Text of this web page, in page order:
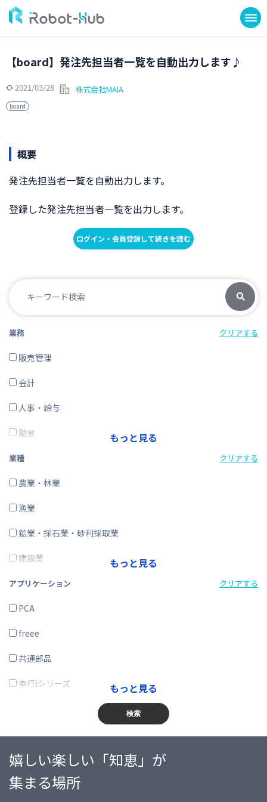
【board】発注先担当者一覧を自動出力します♪
2021/03/28 株式会社MAIA
board
概要
発注先担当者一覧を自動出力します。
登録した発注先担当者一覧を出力します。
ログイン・会員登録して続きを読む
業務 クリアする
販売管理
会計
人事・給与
勤怠
経費精算
CRM・SFA
ERP
在庫購買
その他
もっと見る
業種 クリアする
農業・林業
漁業
鉱業・採石業・砂利採取業
建設業
製造業
電気・ガス・熱供給・水道業
情報通信業
運輸業、郵便業
卸売業、小売業
不動産業、物品賃貸業
学術研究・専門・技術サービス業
宿泊業・飲食サービス業
もっと見る
アプリケーション クリアする
PCA
freee
共通部品
奉行iシリーズ
蔵奉行
勘定奉行
給与奉行
もっと見る
検索
嬉しい楽しい「知恵」が
集まる場所